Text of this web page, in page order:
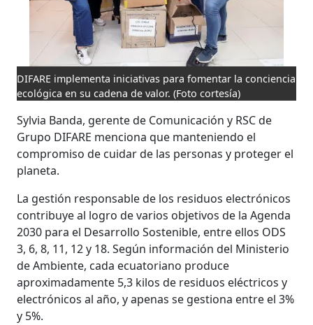
DIFARE implementa iniciativas para fomentar la conciencia
ecológica en su cadena de valor.(Foto cortesía)
Sylvia Banda, gerente de Comunicación y RSC de
Grupo DIFARE menciona que manteniendo el
compromiso de cuidar de las personas y proteger el
planeta.
La gestión responsable de los residuos electrónicos
contribuye al logro de varios objetivos de la Agenda
2030 para el Desarrollo Sostenible, entre ellos ODS
3, 6, 8, 11, 12 y 18. Según información del Ministerio
de Ambiente, cada ecuatoriano produce
aproximadamente 5,3 kilos de residuos eléctricos y
electrónicos al año, y apenas se gestiona entre el 3%
y 5%.